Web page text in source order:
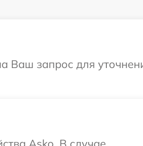
Ваш запрос для